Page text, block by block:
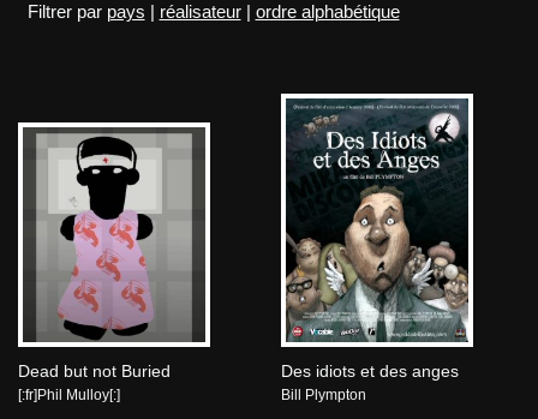
Filtrer par pays | réalisateur| ordre alphabétique
Dead but not Buried
[:fr]Phil Mulloy[:]
Des idiots et des anges
Bill Plympton